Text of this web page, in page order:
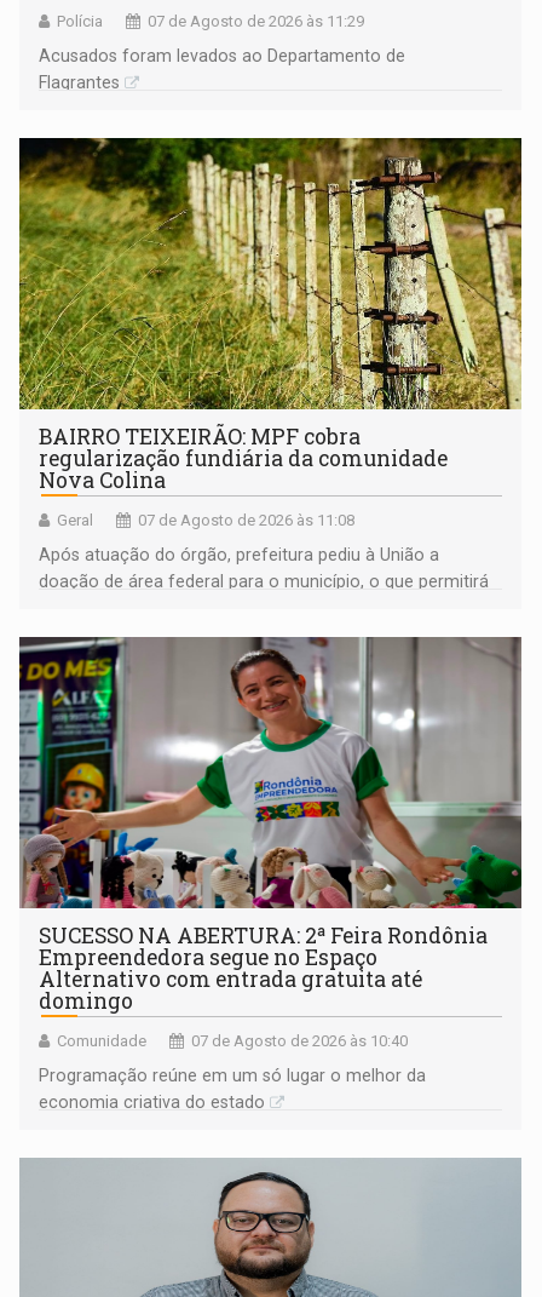
Polícia 07 de Agosto de 2026 às 11:29
Acusados foram levados ao Departamento de
Flagrantes
BAIRRO TEIXEIRÃO: MPF cobra
regularização fundiária da comunidade
Nova Colina
Geral 07 de Agosto de 2026 às 11:08
Após atuação do órgão, prefeitura pediu à União a
doação de área federal para o município, o que permitirá
SUCESSO NA ABERTURA: 2ª Feira Rondônia
Empreendedora segue no Espaço
Alternativo com entrada gratuita até
domingo
Comunidade 07 de Agosto de 2026 às 10:40
Programação reúne em um só lugar o melhor da
economia criativa do estado